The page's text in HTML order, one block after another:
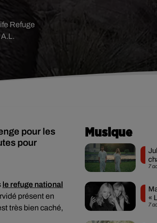
Refuge
pour les
pour
le refuge national
présent en
très bien caché,
Musique
7
7
«